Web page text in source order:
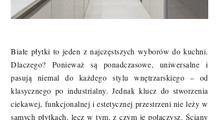
Białe płytki to jeden z najczęstszych wyborów do kuchni.
Dlaczego? Ponieważ są ponadczasowe, uniwersalne i
pasują niemal do każdego stylu wnętrzarskiego – od
klasycznego po industrialny. Jednak klucz do stworzenia
ciekawej, funkcjonalnej i estetycznej przestrzeni nie leży w
samych płytkach, lecz w tym, z czym je połączysz. Ściany